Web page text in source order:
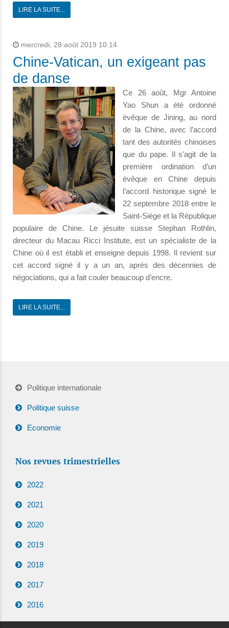
LIRE LA SUITE...
mercredi, 28 août 2019 10:14
Chine-Vatican, un exigeant pas
de danse
Ce 26 août, Mgr Antoine
Yao Shun a été ordonné
évêque de Jining, au nord
de la Chine, avec l’accord
tant des autorités chinoises
que du pape. Il s'agit de la
première ordination d’un
évêque en Chine depuis
l’accord historique signé le
22 septembre 2018 entre le
Saint-Siège et la République
populaire de Chine. Le jésuite suisse Stephan Rothlin,
directeur du Macau Ricci Institute, est un spécialiste de la
Chine où il est établi et enseigne depuis 1998. Il revient sur
cet accord signé il y a un an, après des décennies de
négociations, qui a fait couler beaucoup d’encre.
LIRE LA SUITE...
Politique internationale
Politique suisse
Economie
Nos revues trimestrielles
2022
2021
2020
2019
2018
2017
2016